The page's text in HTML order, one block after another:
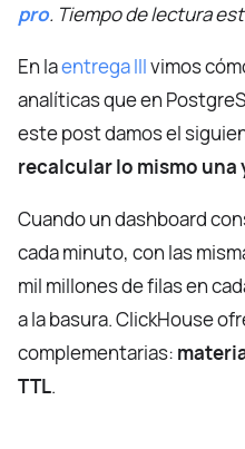
pro. Tiempo de lectura
En laentrega IIIvimos
analíticas que en
este post damos el
recalcular lo mismo una
Cuando un dashboard
cada minuto, con las
mil millones de filas en
a la basura. ClickHouse
complementarias:
TTL.